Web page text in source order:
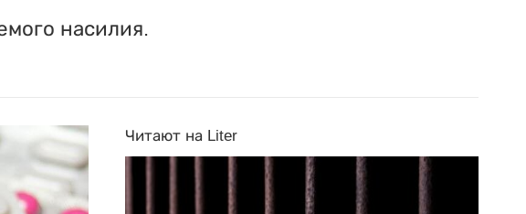
насилия.
Читают на Liter